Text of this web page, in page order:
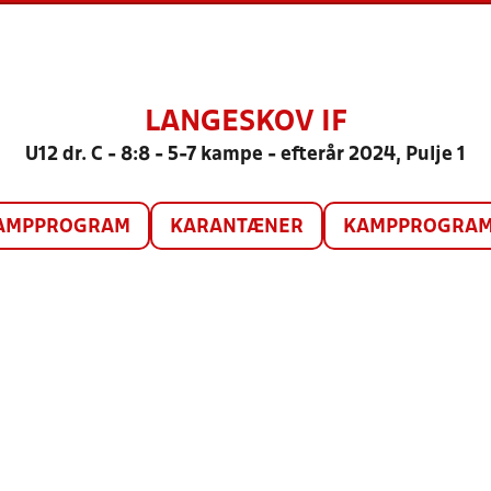
LANGESKOV IF
U12 dr. C - 8:8 - 5-7 kampe - efterår 2024, Pulje 1
KARANTÆNER